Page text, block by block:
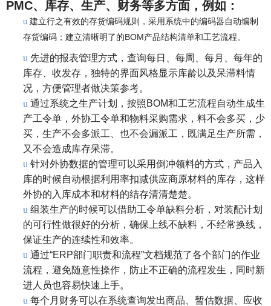
PMC、库存、生产、财务等多方面，例如：
u 建立行之有效的存货编码规则，采用系统中的编码器自动编制
存货编码；建立清晰明了的BOM产品结构清单和工艺流程。
u 先进的报表管理方式，查询每日、每周、每月、每年的
库存、收发存，独特的界面风格显示库龄以及呆滞料情
况，方便管理者做决策参考。
u 通过系统之生产计划，按照BOM和工艺流程自动生成生
产工令单，外协工令单和物料采购需求，料不会多买，少
买，生产不会多派工、也不会漏派工，既满足生产所需，
又不会造成库存呆滞。
u 针对外协数据的管理可以采用倒冲领料的方式，产品入
库的时候自动根据利用率扣减供应商原材料的库存，这样
外协的入库成本和材料的结存清清楚楚。
u 组装生产的时候可以借助工令单缺料分析，对装配计划
的可行性做很好的分析，确保上线不缺料，不经常换线，
保证生产的连续性和效率。
u 通过“ERP部门职责和流程”文档规范了各个部门的作业
流程，避免随意性操作，防止不正确的流程发生，同时新
进人员也容易快速上手。
u 每个月财务可以在系统查询发出商品、暂估数据、应收